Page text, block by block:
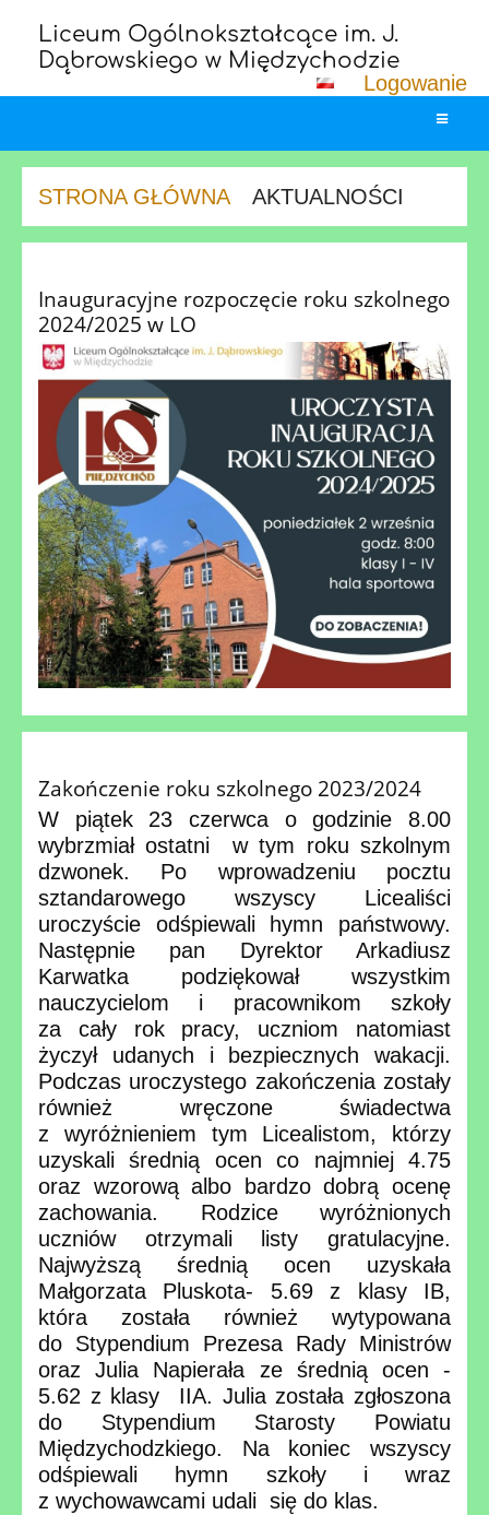
Liceum Ogólnokształcące im. J.
Dąbrowskiego w Międzychodzie
Logowanie
STRONA GŁÓWNA AKTUALNOŚCI
Inauguracyjne rozpoczęcie roku szkolnego
2024/2025 w LO
Zakończenie roku szkolnego 2023/2024
W piątek 23 czerwca o godzinie 8.00
wybrzmiał ostatni w tym roku szkolnym
dzwonek. Po wprowadzeniu pocztu
sztandarowego wszyscy Licealiści
uroczyście odśpiewali hymn państwowy.
Następnie pan Dyrektor Arkadiusz
Karwatka podziękował wszystkim
nauczycielom i pracownikom szkoły
za cały rok pracy, uczniom natomiast
życzył udanych i bezpiecznych wakacji.
Podczas uroczystego zakończenia zostały
również wręczone świadectwa
z wyróżnieniem tym Licealistom, którzy
uzyskali średnią ocen co najmniej 4.75
oraz wzorową albo bardzo dobrą ocenę
zachowania. Rodzice wyróżnionych
uczniów otrzymali listy gratulacyjne.
Najwyższą średnią ocen uzyskała
Małgorzata Pluskota- 5.69 z klasy IB,
która została również wytypowana
do Stypendium Prezesa Rady Ministrów
oraz Julia Napierała ze średnią ocen -
5.62 z klasy IIA. Julia została zgłoszona
do Stypendium Starosty Powiatu
Międzychodzkiego. Na koniec wszyscy
odśpiewali hymn szkoły i wraz
z wychowawcami udali się do klas.